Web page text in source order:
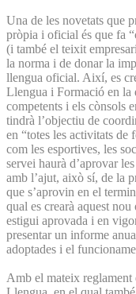
Una de les novetats que
pròpia i oficial és que fa
(i també el teixit
la norma i de donar la
llengua oficial. Així, es
Llengua i Formació en la
competents i els cònsols
tindrà l’objectiu de
en “totes les activitats de
com les esportives, les
servei haurà d’aprovar
amb l’ajut, això sí, de la
que s’aprovin en el
qual es crearà aquest
estigui aprovada i en
presentar un informe
adoptades i el
Amb el mateix reglament